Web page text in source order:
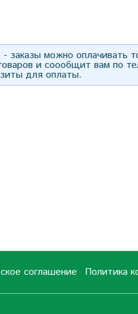
заказы можно
и соообщит вам по
для оплаты.
соглашение Политика